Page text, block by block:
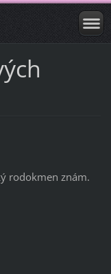
rodokmen znám.